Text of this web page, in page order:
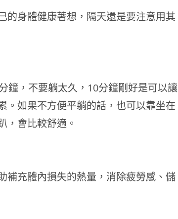
的身體健康著想，隔天還是要注意用其
鐘，不要躺太久，10分鐘剛好是可以讓
。如果不方便平躺的話，也可以靠坐在
，會比較舒適。
補充體內損失的熱量，消除疲勞感、儲